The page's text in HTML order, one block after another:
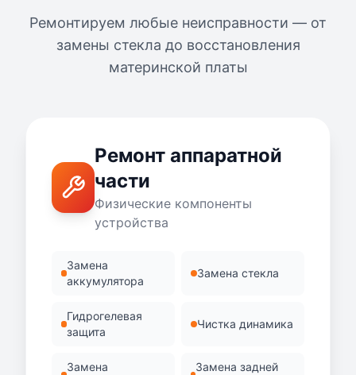
Ремонтируем любые неисправности — от
замены стекла до восстановления
материнской платы
Ремонт аппаратной
части
Физические компоненты
устройства
Замена
аккумулятора
Замена стекла
Гидрогелевая
защита
Чистка динамика
Замена
Замена задней